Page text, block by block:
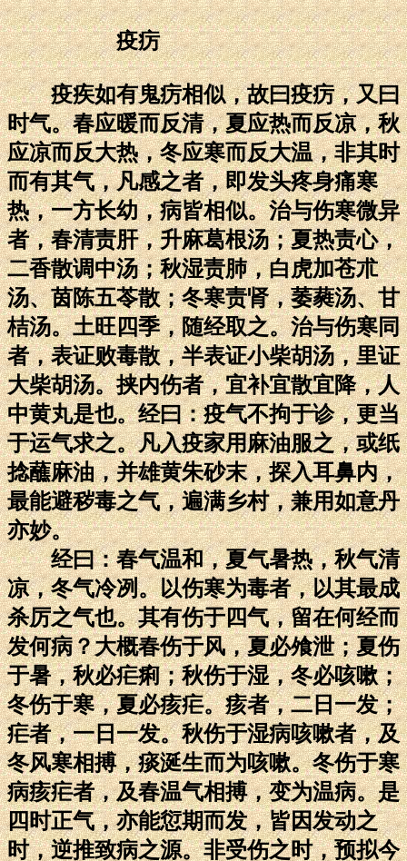
疫疠
疫疾如有鬼疠相似，故曰疫疠，又曰
时气。春应暖而反清，夏应热而反凉，秋
应凉而反大热，冬应寒而反大温，非其时
而有其气，凡感之者，即发头疼身痛寒
热，一方长幼，病皆相似。治与伤寒微异
者，春清责肝，升麻葛根汤；夏热责心，
二香散调中汤；秋湿责肺，白虎加苍朮
汤、茵陈五苓散；冬寒责肾，萎蕤汤、甘
桔汤。土旺四季，随经取之。治与伤寒同
者，表证败毒散，半表证小柴胡汤，里证
大柴胡汤。挟内伤者，宜补宜散宜降，人
中黄丸是也。经曰：疫气不拘于诊，更当
于运气求之。凡入疫家用麻油服之，或纸
捻蘸麻油，并雄黄朱砂末，探入耳鼻内，
最能避秽毒之气，遍满乡村，兼用如意丹
亦妙。
经曰：春气温和，夏气暑热，秋气清
凉，冬气冷冽。以伤寒为毒者，以其最成
杀厉之气也。其有伤于四气，留在何经而
发何病？大概春伤于风，夏必飧泄；夏伤
于暑，秋必疟痢；秋伤于湿，冬必咳嗽；
冬伤于寒，夏必痎疟。痎者，二日一发；
疟者，一日一发。秋伤于湿病咳嗽者，及
冬风寒相搏，痰涎生而为咳嗽。冬伤于寒
病痎疟者，及春温气相搏，变为温病。是
四时正气，亦能愆期而发，皆因发动之
时，逆推致病之源。非受伤之时，预拟今